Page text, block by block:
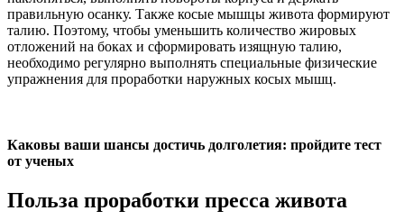
правильную осанку. Также косые мышцы живота формируют
талию. Поэтому, чтобы уменьшить количество жировых
отложений на боках и сформировать изящную талию,
необходимо регулярно выполнять специальные физические
упражнения для проработки наружных косых мышц.
Каковы ваши шансы достичь долголетия: пройдите тест
от ученых
Польза проработки пресса живота